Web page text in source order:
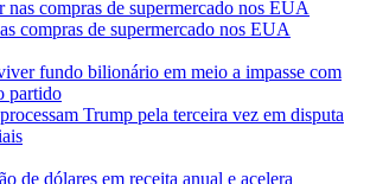
compras de supermercado nos EUA
Trump pela terceira vez em disputa